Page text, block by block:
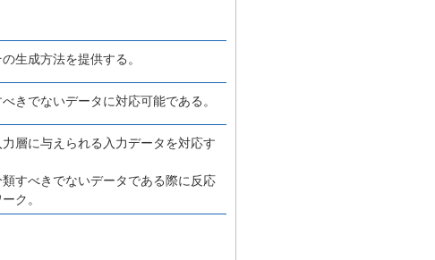
生成方法を提供する。
きでないデータに対応可能である。
層に与えられる入力データを対応す
すべきでないデータである際に反応
ク。